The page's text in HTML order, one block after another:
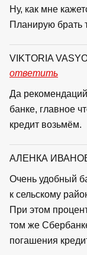
Ну, как мне
Планирую брать
VIKTORIA
ответить
Да
банке, главное
кредит возьмём.
АЛЕНКА
Очень удобный
к сельскому
При этом
том же
погашения